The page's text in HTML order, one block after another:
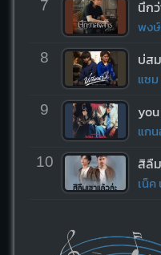
7 นึก
พง
8 บ่ส
แซ
9
10 สิลื
เน็